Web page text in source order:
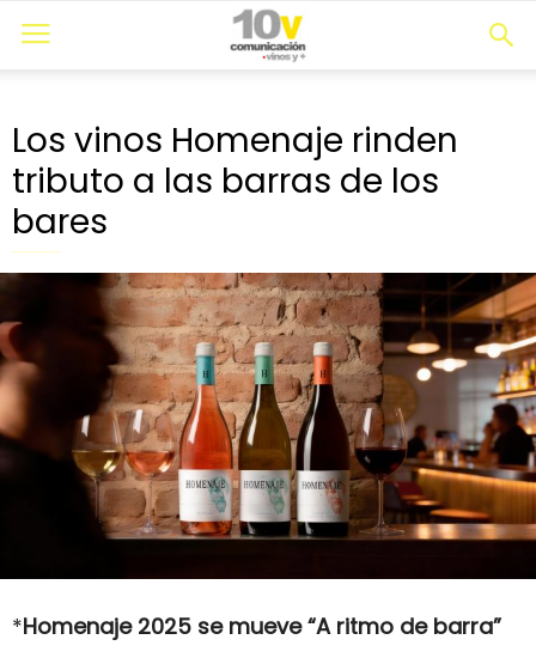
Los vinos Homenaje rinden
tributo a las barras de los
bares
*Homenaje 2025 se mueve “A ritmo de barra”